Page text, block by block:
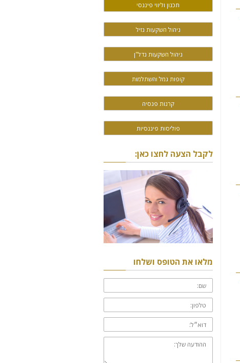
תכנון וליווי פיננסי
ניהול השקעות נזיל
ניהול השקעות נדל"ן
קופות גמל והשתלמות
קרנות פנסיה
פוליסות פיננסיות
לקבל הצעה לחצו כאן:
מלאו את הטופס ושלחו
שם:
טלפון:
דוא״ל:
ההודעה
שלך: